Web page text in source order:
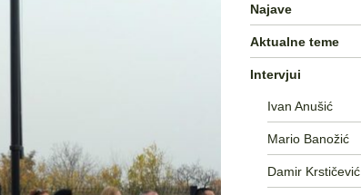
Najave
Aktualne teme
Intervjui
Ivan Anušić
Mario Banožić
Damir Krstičević